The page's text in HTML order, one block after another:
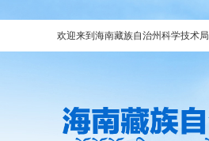
欢迎来到 海南藏族自治州科学技术局